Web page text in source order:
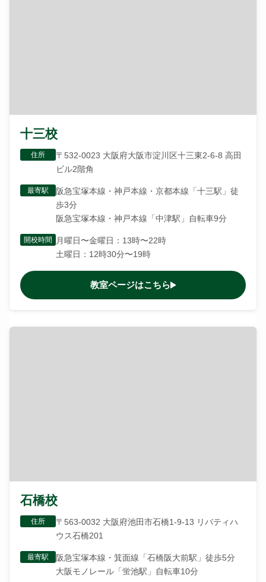
十三校
住所
〒532-0023 大阪府大阪市淀川区十三東2-6-8 高田
ビル2階角
最寄駅
阪急宝塚本線・神戸本線・京都本線「十三駅」徒
歩3分
阪急宝塚本線・神戸本線「中津駅」自転車9分
開校時間
月曜日〜金曜日：13時〜22時
土曜日：12時30分〜19時
教室ページはこちら
石橋校
住所
〒563-0032 大阪府池田市石橋1-9-13 リバティハ
ウス石橋201
最寄駅
阪急宝塚本線・箕面線「石橋阪大前駅」徒歩5分
大阪モノレール「蛍池駅」自転車10分